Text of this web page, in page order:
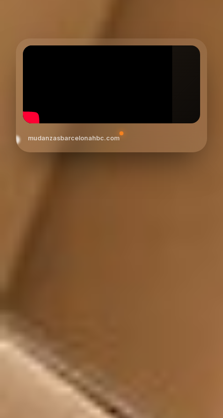
mudanzasbarcelonahbc.com